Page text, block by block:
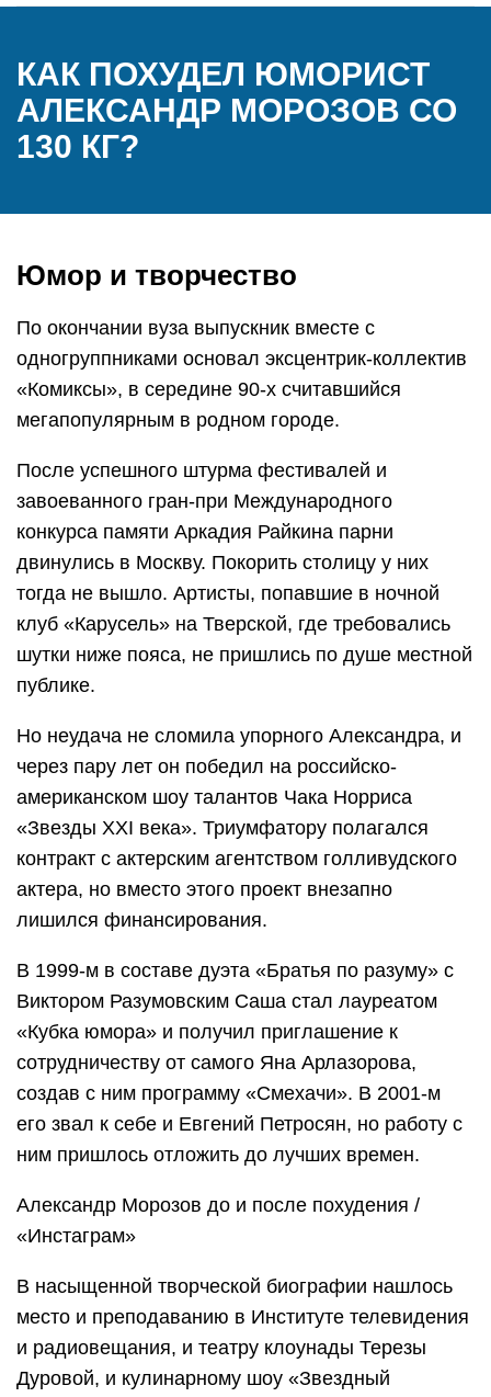
КАК ПОХУДЕЛ ЮМОРИСТ
АЛЕКСАНДР МОРОЗОВ СО
130 КГ?
Юмор и творчество
По окончании вуза выпускник вместе с
одногруппниками основал эксцентрик-коллектив
«Комиксы», в середине 90-х считавшийся
мегапопулярным в родном городе.
После успешного штурма фестивалей и
завоеванного гран-при Международного
конкурса памяти Аркадия Райкина парни
двинулись в Москву. Покорить столицу у них
тогда не вышло. Артисты, попавшие в ночной
клуб «Карусель» на Тверской, где требовались
шутки ниже пояса, не пришлись по душе местной
публике.
Но неудача не сломила упорного Александра, и
через пару лет он победил на российско-
американском шоу талантов Чака Норриса
«Звезды XXI века». Триумфатору полагался
контракт с актерским агентством голливудского
актера, но вместо этого проект внезапно
лишился финансирования.
В 1999-м в составе дуэта «Братья по разуму» с
Виктором Разумовским Саша стал лауреатом
«Кубка юмора» и получил приглашение к
сотрудничеству от самого Яна Арлазорова,
создав с ним программу «Смехачи». В 2001-м
его звал к себе и Евгений Петросян, но работу с
ним пришлось отложить до лучших времен.
Александр Морозов до и после похудения /
«Инстаграм»
В насыщенной творческой биографии нашлось
место и преподаванию в Институте телевидения
и радиовещания, и театру клоунады Терезы
Дуровой, и кулинарному шоу «Звездный